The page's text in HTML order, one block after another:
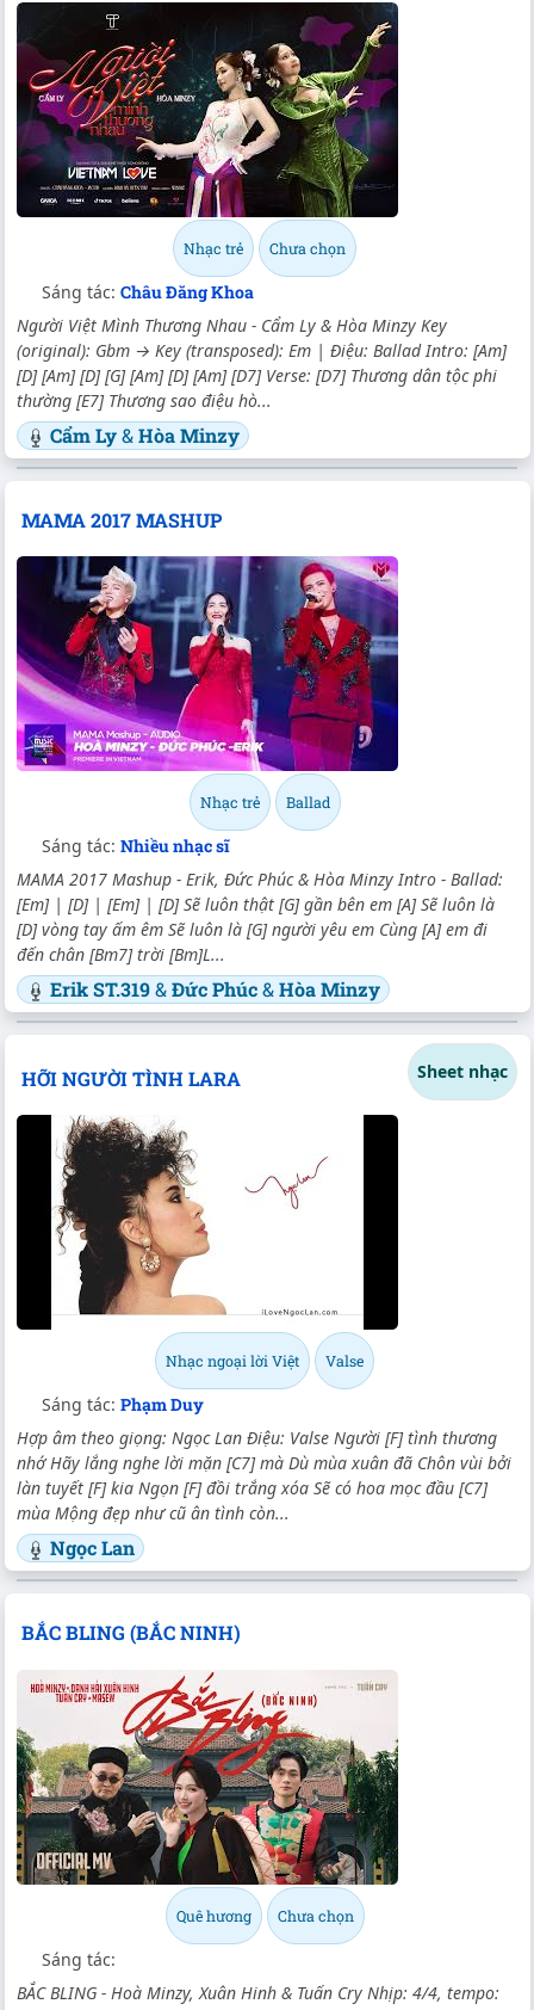
Nhạc trẻ Chưa chọn
Sáng tác: Châu Đăng Khoa
Người Việt Mình Thương Nhau - Cẩm Ly & Hòa Minzy Key
(original): Gbm → Key (transposed): Em | Điệu: Ballad Intro: [Am]
[D] [Am] [D] [G] [Am] [D] [Am] [D7] Verse: [D7] Thương dân tộc phi
thường [E7] Thương sao điệu hò...
Cẩm Ly&Hòa Minzy
MAMA 2017 MASHUP
Nhạc trẻ Ballad
Sáng tác: Nhiều nhạc sĩ
MAMA 2017 Mashup - Erik, Đức Phúc & Hòa Minzy Intro - Ballad:
[Em] | [D] | [Em] | [D] Sẽ luôn thật [G] gần bên em [A] Sẽ luôn là
[D] vòng tay ấm êm Sẽ luôn là [G] người yêu em Cùng [A] em đi
đến chân [Bm7] trời [Bm]L...
Erik ST.319&Đức Phúc&Hòa Minzy
HỠI NGƯỜI TÌNH LARA Sheet nhạc
Nhạc ngoại lời Việt Valse
Sáng tác: Phạm Duy
Hợp âm theo giọng: Ngọc Lan Điệu: Valse Người [F] tình thương
nhớ Hãy lắng nghe lời mặn [C7] mà Dù mùa xuân đã Chôn vùi bởi
làn tuyết [F] kia Ngọn [F] đồi trắng xóa Sẽ có hoa mọc đầu [C7]
mùa Mộng đẹp như cũ ân tình còn...
Ngọc Lan
BẮC BLING (BẮC NINH)
Quê hương Chưa chọn
Sáng tác:
BẮC BLING - Hoà Minzy, Xuân Hinh & Tuấn Cry Nhịp: 4/4, tempo: